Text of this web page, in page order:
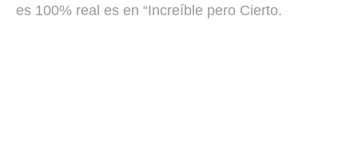
es 100% real es en “Increíble pero Cierto.